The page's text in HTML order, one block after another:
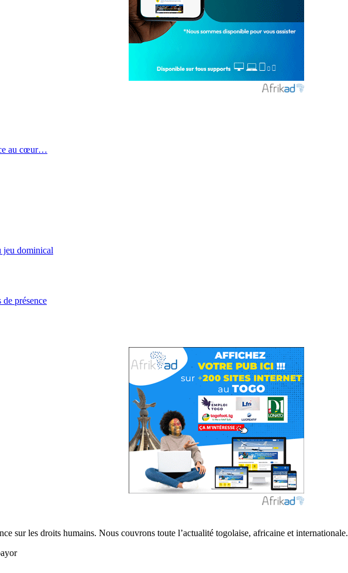
au cœur…
jeu dominical
présence
sur les droits humains. Nous couvrons toute l’actualité togolaise, africaine et internationale.